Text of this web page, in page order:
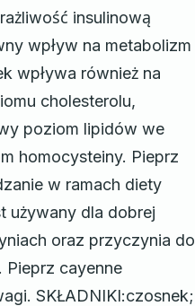
insulinową
wpływ na metabolizm
wpływa również na
cholesterolu,
poziom lipidów we
homocysteiny. Pieprz
w ramach diety
używany dla dobrej
oraz przyczynia do
Pieprz cayenne
SKŁADNIKI:czosnek;